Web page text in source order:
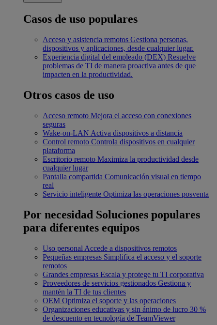
Casos de uso populares
Acceso y asistencia remotos Gestiona personas,
dispositivos y aplicaciones, desde cualquier lugar.
Experiencia digital del empleado (DEX) Resuelve
problemas de TI de manera proactiva antes de que
impacten en la productividad.
Otros casos de uso
Acceso remoto Mejora el acceso con conexiones
seguras
Wake-on-LAN Activa dispositivos a distancia
Control remoto Controla dispositivos en cualquier
plataforma
Escritorio remoto Maximiza la productividad desde
cualquier lugar
Pantalla compartida Comunicación visual en tiempo
real
Servicio inteligente Optimiza las operaciones posventa
Por necesidad Soluciones populares
para diferentes equipos
Uso personal Accede a dispositivos remotos
Pequeñas empresas Simplifica el acceso y el soporte
remotos
Grandes empresas Escala y protege tu TI corporativa
Proveedores de servicios gestionados Gestiona y
mantén la TI de tus clientes
OEM Optimiza el soporte y las operaciones
Organizaciones educativas y sin ánimo de lucro 30 %
de descuento en tecnología de TeamViewer